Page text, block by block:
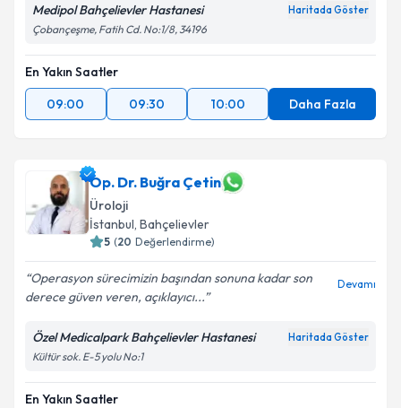
Kişisel verilerimin işlenmesine ilişkin
Aydınlatma
Metni'ni okudum ve kişisel verilerimin belirtilen
kapsamda işlenmesini kabul ediyorum.
Takvim Talebini Gönder
Medipol Bahçelievler Hastanesi Haritada Göster
Çobançeşme, Fatih Cd. No:1/8, 34196
En Yakın Saatler
09:00
09:30 10:00 Daha Fazla
Op. Dr. Buğra Çetin
Üroloji
İstanbul, Bahçelievler
5 (20 Değerlendirme)
Operasyon sürecimizin başından sonuna kadar son
derece güven veren, açıklayıcı...
Devamı
Özel Medicalpark Bahçelievler Hastanesi Haritada Göster
Kültür sok. E-5 yolu No:1
En Yakın Saatler